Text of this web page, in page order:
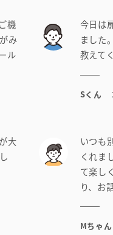
機
み
ル
今日は
ました
教えて
Sくん
大
いつも
くれま
て楽し
り、お
Mちゃ